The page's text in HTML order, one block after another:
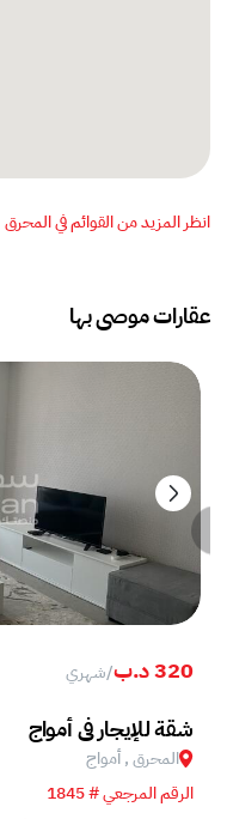
انظر المزيد من القوائم في المحرق
عقارات موصى بها
في جزيرة أمواج
320 د.ب /شهري
شقة للإيجار في أمواج
المحرق , أمواج
الرقم المرجعي # 1845